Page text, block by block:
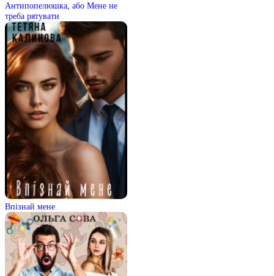
Антипопелюшка, або Мене не
треба рятувати
Впізнай мене